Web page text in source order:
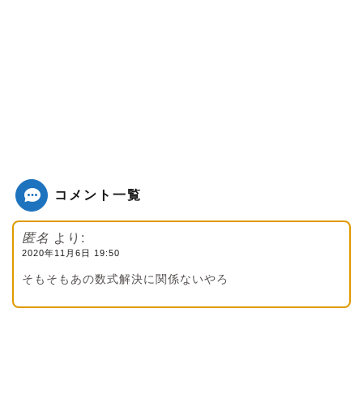
コメント一覧
匿名 より:
2020年11月6日 19:50
そもそもあの数式解決に関係ないやろ